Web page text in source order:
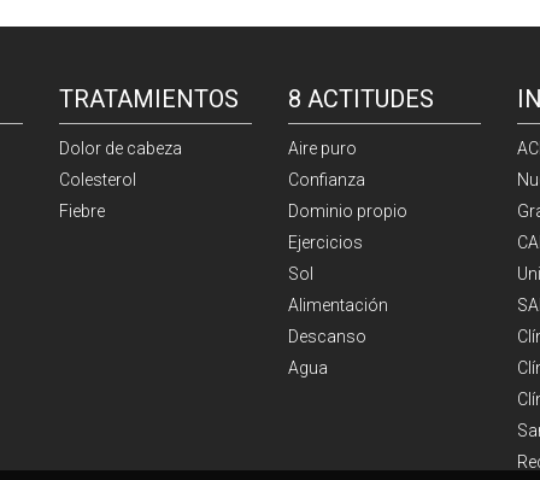
TRATAMIENTOS
Dolor de cabeza
Colesterol
Fiebre
8 ACTITUDES
Aire puro
Confianza
Dominio propio
Ejercicios
Sol
Alimentación
Descanso
Agua